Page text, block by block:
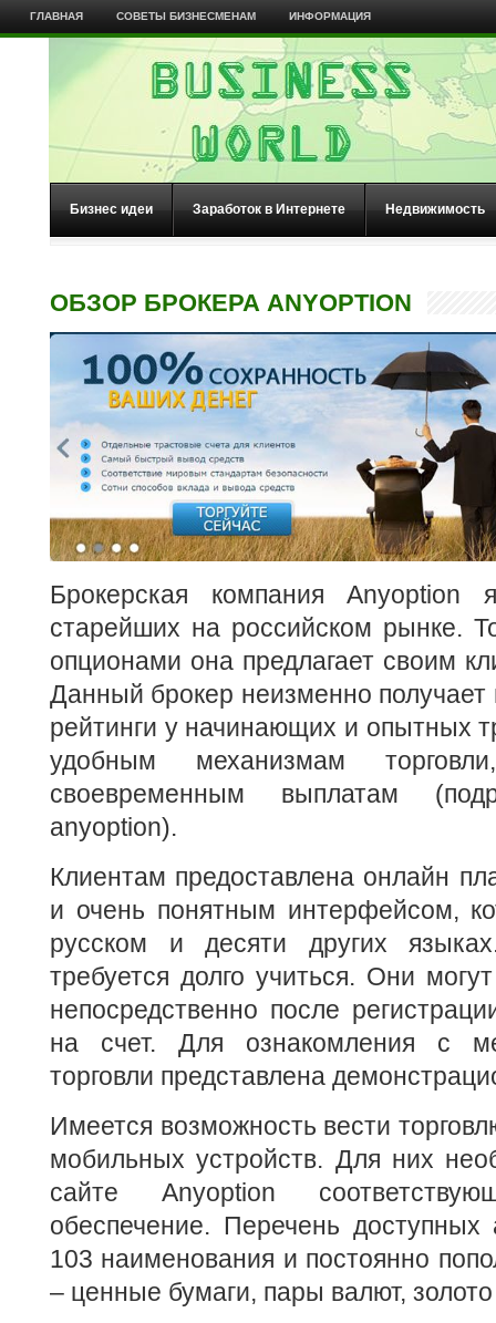
ГЛАВНАЯ СОВЕТЫ БИЗНЕСМЕНАМ ИНФОРМАЦИЯ
Бизнес идеи Заработок в Интернете Недвижимость
ОБЗОР БРОКЕРА ANYOPTION
Брокерская компания Anyoption
старейших на российском рынке.
опционами она предлагает своим
Данный брокер неизменно
рейтинги у начинающих и опытных
удобным механизмам
своевременным выплатам
anyoption).
Клиентам предоставлена онлайн
и очень понятным интерфейсом,
русском и десяти других
требуется долго учиться. Они
непосредственно после
на счет. Для ознакомления с
торговли представлена
Имеется возможность вести
мобильных устройств. Для них
сайте Anyoption
обеспечение. Перечень доступных
103 наименования и постоянно
– ценные бумаги, пары валют,